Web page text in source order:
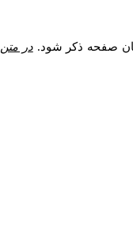
صفحه ذکر شود. در متن